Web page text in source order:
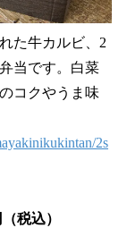
た牛カルビ、2
当です。白菜
コクやうま味
2s
税込）